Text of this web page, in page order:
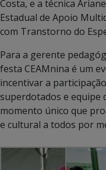
Costa, e a técnica
Estadual de Apoio
com Transtorno do
Para a gerente
festa CEAMnina é um
incentivar a
superdotados e equipe
momento único que
e cultural a todos por